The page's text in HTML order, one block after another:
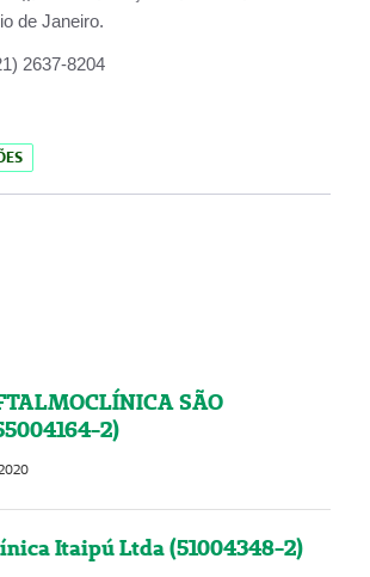
de Janeiro.
2637-8204
SÃO
2)
Itaipú Ltda (51004348-2)